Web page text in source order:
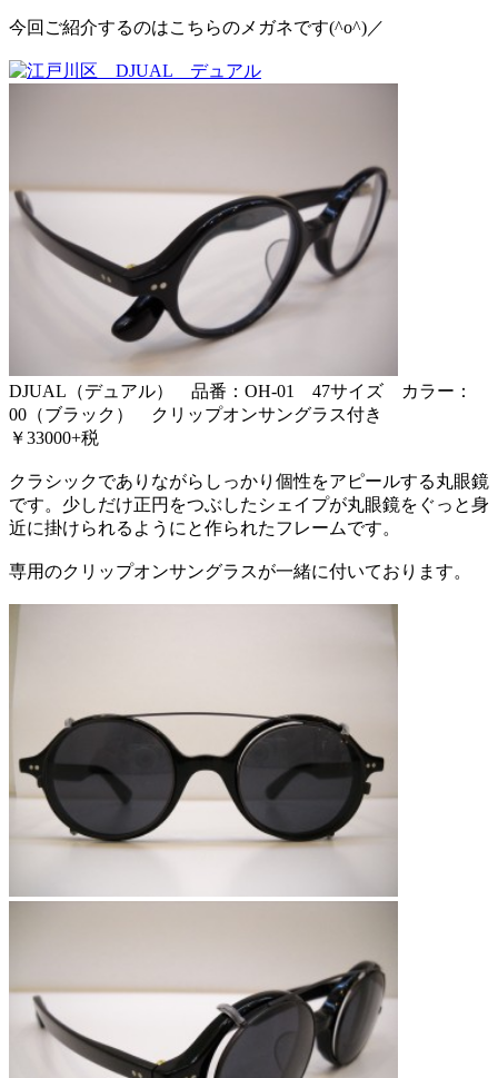
今回ご紹介するのはこちらのメガネです(^o^)／
DJUAL（デュアル） 品番：OH-01 47サイズ カラー：
00（ブラック） クリップオンサングラス付き
￥33000+税
クラシックでありながらしっかり個性をアピールする丸眼鏡
です。少しだけ正円をつぶしたシェイプが丸眼鏡をぐっと身
近に掛けられるようにと作られたフレームです。
専用のクリップオンサングラスが一緒に付いております。